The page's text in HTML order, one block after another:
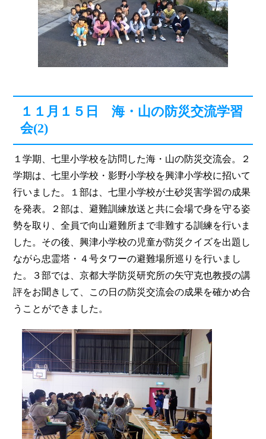
１１月１５日 海・山の防災交流学習
会(2)
１学期、七里小学校を訪問した海・山の防災交流会。２
学期は、七里小学校・影野小学校を興津小学校に招いて
行いました。１部は、七里小学校が土砂災害学習の成果
を発表。２部は、避難訓練放送と共に会場で身を守る姿
勢を取り、全員で向山避難所まで非難する訓練を行いま
した。その後、興津小学校の児童が防災クイズを出題し
ながら忠霊塔・４号タワーの避難場所巡りを行いまし
た。３部では、京都大学防災研究所の矢守克也教授の講
評をお聞きして、この日の防災交流会の成果を確かめ合
うことができました。